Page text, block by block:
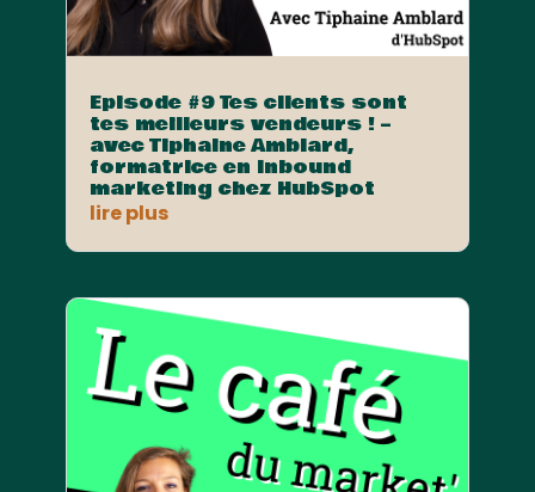
Episode #9 Tes clients sont
tes meilleurs vendeurs ! –
avec Tiphaine Amblard,
formatrice en Inbound
marketing chez HubSpot
lire plus